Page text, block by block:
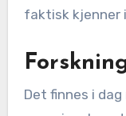
faktisk kjenner
Det finnes i